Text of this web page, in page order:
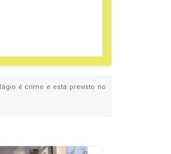
é crime e está previsto no